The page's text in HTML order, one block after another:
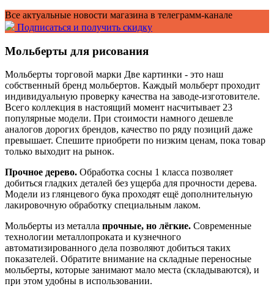
Все актуальные новости магазина в телеграмм-канале
Подписаться и получить скидку
Мольберты для рисования
Мольберты торговой марки Две картинки - это наш
собственный бренд мольбертов. Каждый мольберт проходит
индивидуальную проверку качества на заводе-изготовителе.
Всего коллекция в настоящий момент насчитывает 23
популярные модели. При стоимости намного дешевле
аналогов дорогих брендов, качество по ряду позиций даже
превышает. Спешите приобрети по низким ценам, пока товар
только выходит на рынок.
Прочное дерево. Обработка сосны 1 класса позволяет
добиться гладких деталей без ущерба для прочности дерева.
Модели из глянцевого бука проходят ещё дополнительную
лакировочную обработку специальным лаком.
Мольберты из металла прочные, но лёгкие. Современные
технологии металлопроката и кузнечного
автоматизированного дела позволяют добиться таких
показателей. Обратите внимание на складные переносные
мольберты, которые занимают мало места (складываются), и
при этом удобны в использовании.